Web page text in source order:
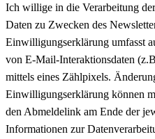
Ich willige in die Verarbeitung
Daten zu Zwecken des
Einwilligungserklärung umfasst
von E-Mail-Interaktionsdaten
mittels eines Zählpixels.
Einwilligungserklärung können
den Abmeldelink am Ende der
Informationen zur